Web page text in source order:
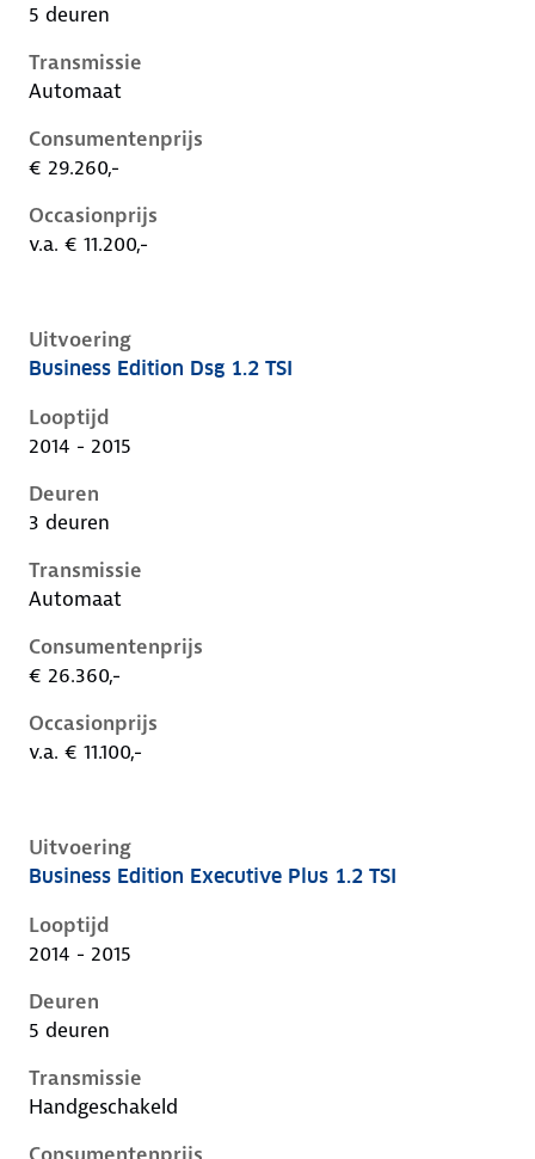
5 deuren
Transmissie
Automaat
Consumentenprijs
€ 29.260,-
Occasionprijs
v.a. € 11.200,-
Uitvoering
Volkswagen Golf vii, 1.2 tsi, 77 kW, Benzine, 3 deuren
Business Edition Dsg 1.2 TSI
Looptijd
2014 - 2015
Deuren
3 deuren
Transmissie
Automaat
Consumentenprijs
€ 26.360,-
Occasionprijs
v.a. € 11.100,-
Uitvoering
Volkswagen Golf vii, 1.2 tsi, 77 kW, Benzine, 5 deuren
Business Edition Executive Plus 1.2 TSI
Looptijd
2014 - 2015
Deuren
5 deuren
Transmissie
Handgeschakeld